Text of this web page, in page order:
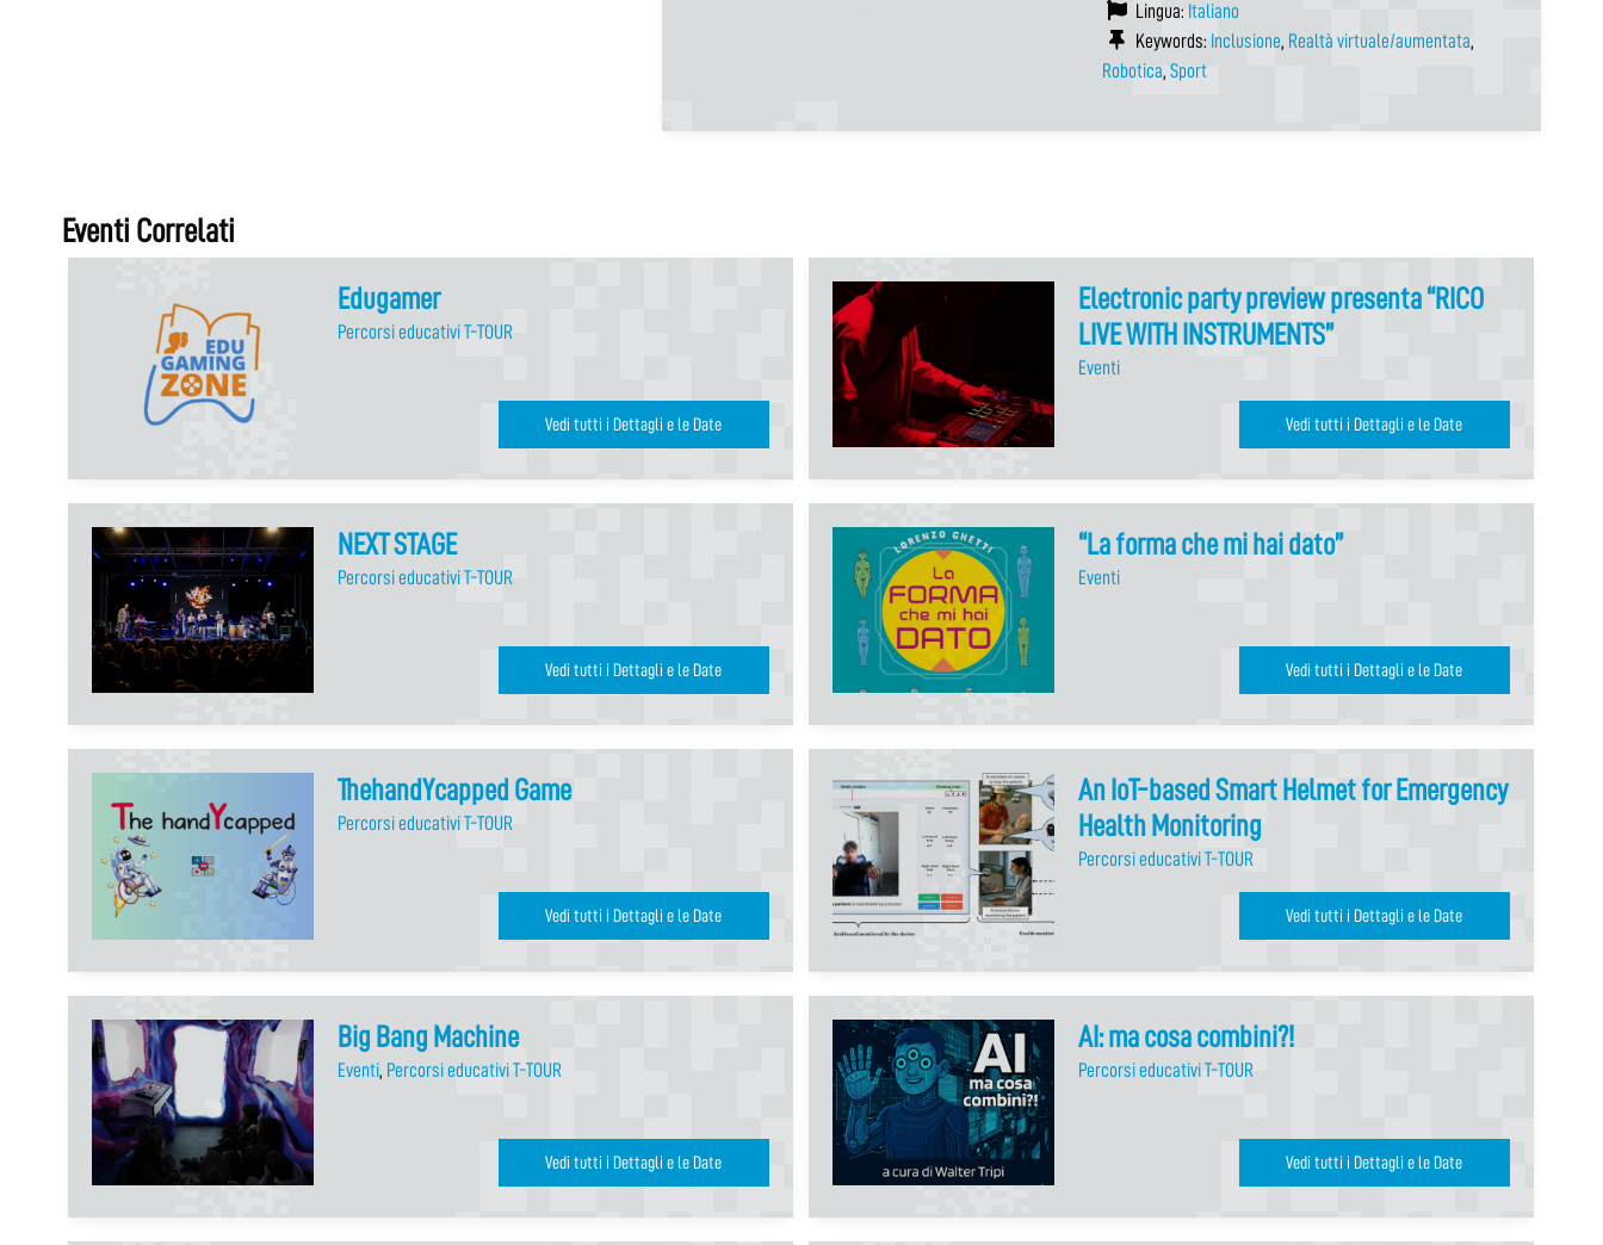
Lingua: Italiano
Keywords: Inclusione, Realtà virtuale/aumentata,
Robotica, Sport
Eventi Correlati
Edugamer
Percorsi educativi T-TOUR
Vedi tutti i Dettagli e le Date
Electronic party preview presenta “RICO
LIVE WITH INSTRUMENTS”
Eventi
Vedi tutti i Dettagli e le Date
NEXT STAGE
Percorsi educativi T-TOUR
Vedi tutti i Dettagli e le Date
“La forma che mi hai dato”
Eventi
Vedi tutti i Dettagli e le Date
ThehandYcapped Game
Percorsi educativi T-TOUR
Vedi tutti i Dettagli e le Date
An IoT-based Smart Helmet for Emergency
Health Monitoring
Percorsi educativi T-TOUR
Vedi tutti i Dettagli e le Date
Big Bang Machine
Eventi, Percorsi educativi T-TOUR
Vedi tutti i Dettagli e le Date
AI: ma cosa combini?!
Percorsi educativi T-TOUR
Vedi tutti i Dettagli e le Date